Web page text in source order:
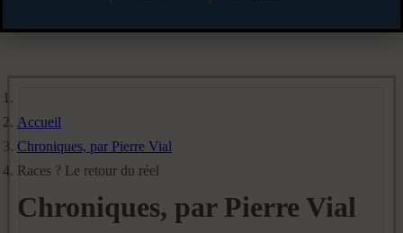
Accueil
Chroniques, par Pierre Vial
Races ? Le retour du réel
Chroniques, par Pierre Vial